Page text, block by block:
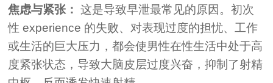
焦虑与紧张： 这是导致早泄最常见的原因。初次
性 experience 的失败、对表现过度的担忧、工作
或生活的巨大压力，都会使男性在性生活中处于高
度紧张状态，导致大脑皮层过度兴奋，抑制了射精